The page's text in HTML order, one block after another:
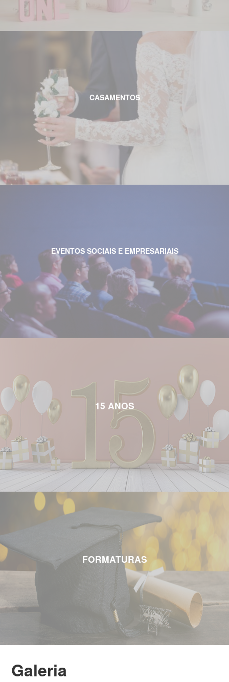
CASAMENTOS
EVENTOS SOCIAIS E EMPRESARIAIS
15 ANOS
FORMATURAS
Galeria